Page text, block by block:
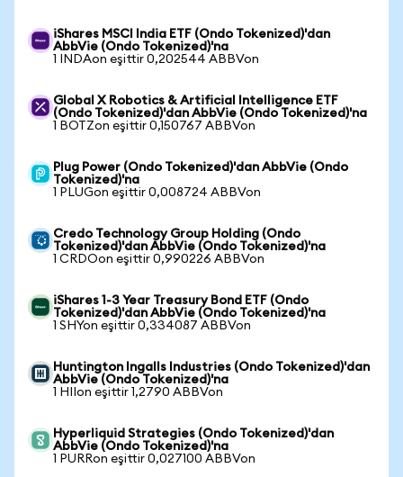
iShares MSCI India ETF (Ondo Tokenized)'dan
AbbVie (Ondo Tokenized)'na
1 INDAon eşittir 0,202544 ABBVon
Global X Robotics & Artificial Intelligence ETF
(Ondo Tokenized)'dan AbbVie (Ondo Tokenized)'na
1 BOTZon eşittir 0,150767 ABBVon
Plug Power (Ondo Tokenized)'dan AbbVie (Ondo
Tokenized)'na
1 PLUGon eşittir 0,008724 ABBVon
Credo Technology Group Holding (Ondo
Tokenized)'dan AbbVie (Ondo Tokenized)'na
1 CRDOon eşittir 0,990226 ABBVon
iShares 1-3 Year Treasury Bond ETF (Ondo
Tokenized)'dan AbbVie (Ondo Tokenized)'na
1 SHYon eşittir 0,334087 ABBVon
Huntington Ingalls Industries (Ondo Tokenized)'dan
AbbVie (Ondo Tokenized)'na
1 HIIon eşittir 1,2790 ABBVon
Hyperliquid Strategies (Ondo Tokenized)'dan
AbbVie (Ondo Tokenized)'na
1 PURRon eşittir 0,027100 ABBVon